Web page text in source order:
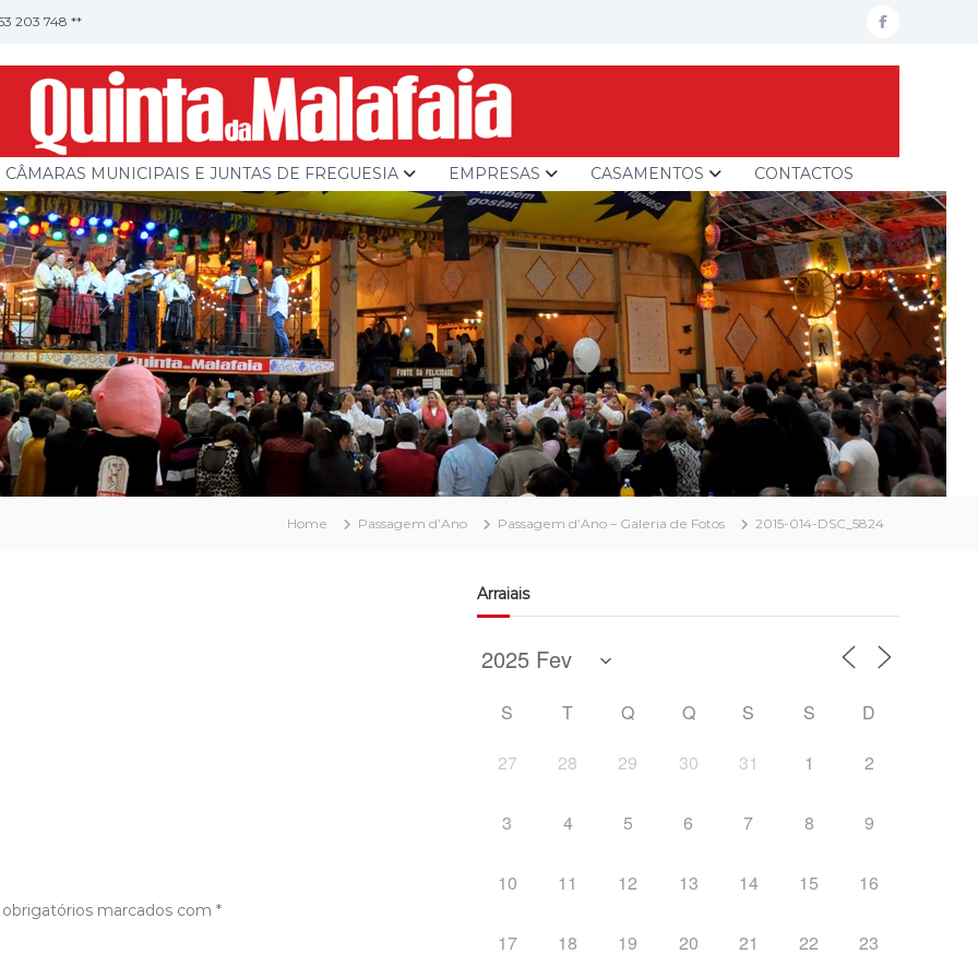
203 748 ** facebook
CÂMARAS MUNICIPAIS E JUNTAS DE FREGUESIA EMPRESAS CASAMENTOS CONTACTOS
Home Passagem d’Ano Passagem d’Ano – Galeria de Fotos 2015-014-DSC_5824
marcados com *
Arraiais
S T Q Q S S
D
27
28 29 30 31 1 2
3 4 5 6 7 8 9
10 11 12 13 14 15 16
17 18 19 20 21 22 23